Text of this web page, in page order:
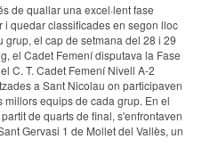
de quallar una excel·lent fase
i quedar classificades en segon lloc
grup, el cap de setmana del 28 i 29
el Cadet Femení disputava la Fase
C. T. Cadet Femení Nivell A-2
a Sant Nicolau on participaven
millors equips de cada grup. En el
de quarts de final, s'enfrontaven
Gervasi 1 de Mollet del Vallès, un